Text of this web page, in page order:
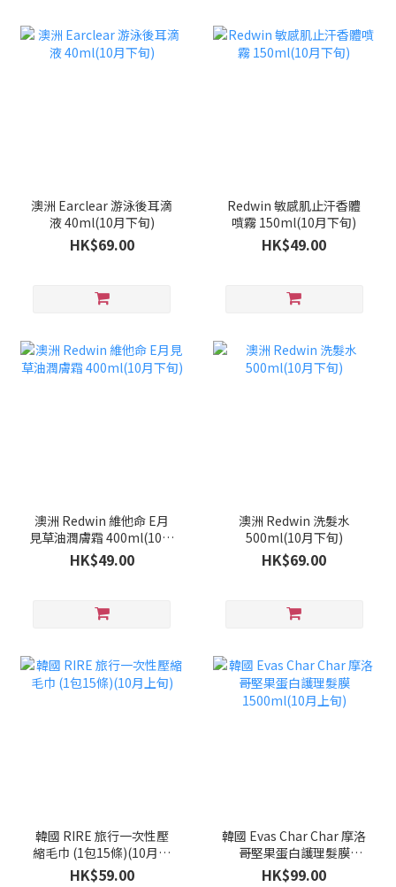
澳洲 Earclear 游泳後耳滴
液 40ml(10月下旬)
HK$69.00
Redwin 敏感肌止汗香體
噴霧 150ml(10月下旬)
HK$49.00
澳洲 Redwin 維他命 E月
見草油潤膚霜 400ml(10月
下旬)
HK$49.00
澳洲 Redwin 洗髮水
500ml(10月下旬)
HK$69.00
韓國 RIRE 旅行一次性壓
縮毛巾 (1包15條)(10月上
旬)
HK$59.00
韓國 Evas Char Char 摩洛
哥堅果蛋白護理髮膜
1500ml(10月上旬)
HK$99.00